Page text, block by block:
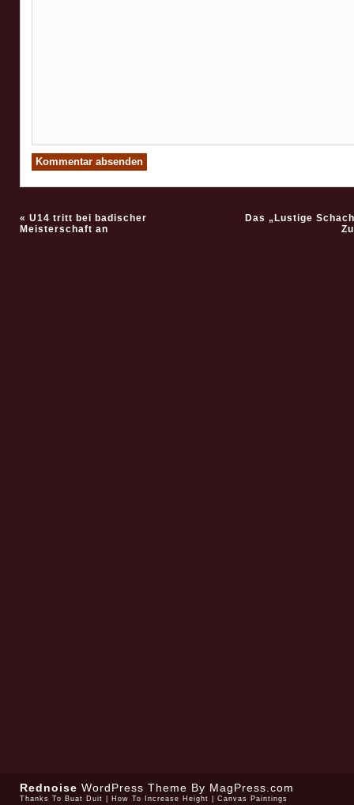
« U14 tritt bei badischer
Meisterschaft an
Das „Lustige
Rednoise WordPress Theme By MagPress.com
Thanks To Buat Duit How To Increase Height Canvas Paintings